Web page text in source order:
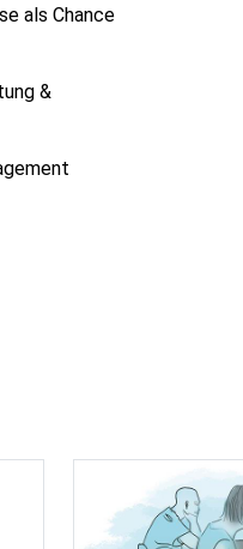
als Chance
&